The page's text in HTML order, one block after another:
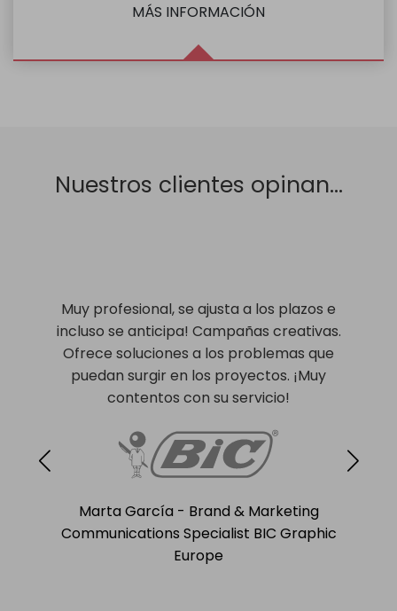
MÁS INFORMACIÓN
Nuestros clientes opinan...
Muy profesional, se ajusta a los plazos e
incluso se anticipa! Campañas creativas.
Ofrece soluciones a los problemas que
puedan surgir en los proyectos. ¡Muy
contentos con su servicio!
Marta García - Brand & Marketing
Communications Specialist BIC Graphic
Europe